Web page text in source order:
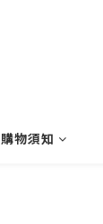
購物須知